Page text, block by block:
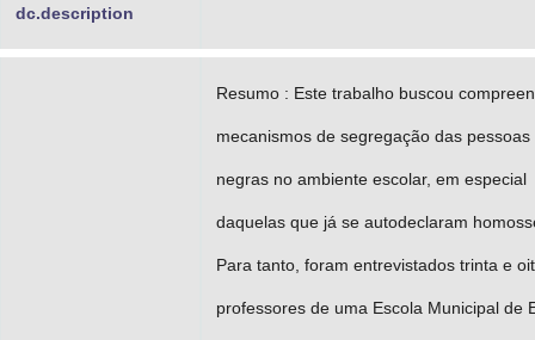
dc.description
Resumo : Este trabalho buscou
mecanismos de segregação das pessoas
negras no ambiente escolar, em especial
daquelas que já se autodeclaram
Para tanto, foram entrevistados trinta e
professores de uma Escola Municipal de